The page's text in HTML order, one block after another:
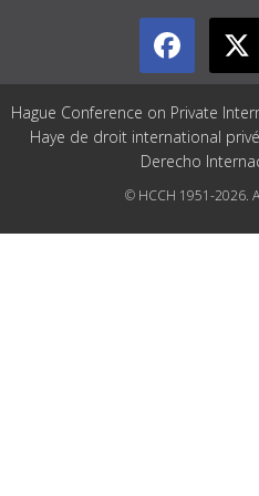
Hague Conference on Private
Haye de droit international
Derecho
© HCCH 1951-2026.